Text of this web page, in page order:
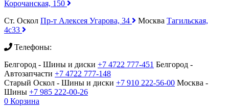
Корочанская, 150
Ст. Оскол Пр-т Алексея Угарова, 34 Москва Тагильская,
4с33
Телефоны:
Белгород - Шины и диски +7 4722 777-451 Белгород -
Автозапчасти +7 4722 777-148
Старый Оскол - Шины и диски +7 910 222-56-00 Москва -
Шины +7 985 222-00-26
0 Корзина